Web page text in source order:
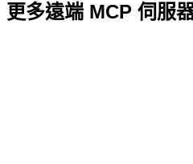
更多遠端 MCP 伺服